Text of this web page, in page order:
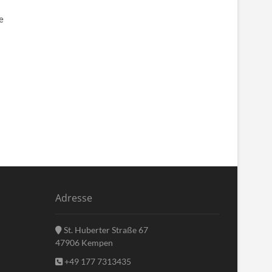
Adresse
St. Huberter Straße 67
47906 Kempen
+49 177 7313435